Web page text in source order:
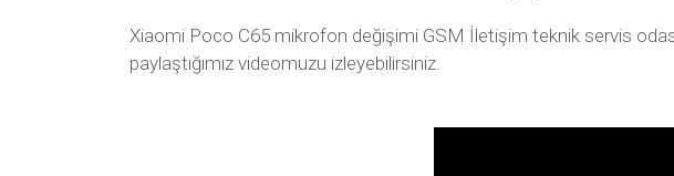
Xiaomi Poco C65 mikrofon değişimi GSM İletişim teknik servis
paylaştığımız videomuzu izleyebilirsiniz.